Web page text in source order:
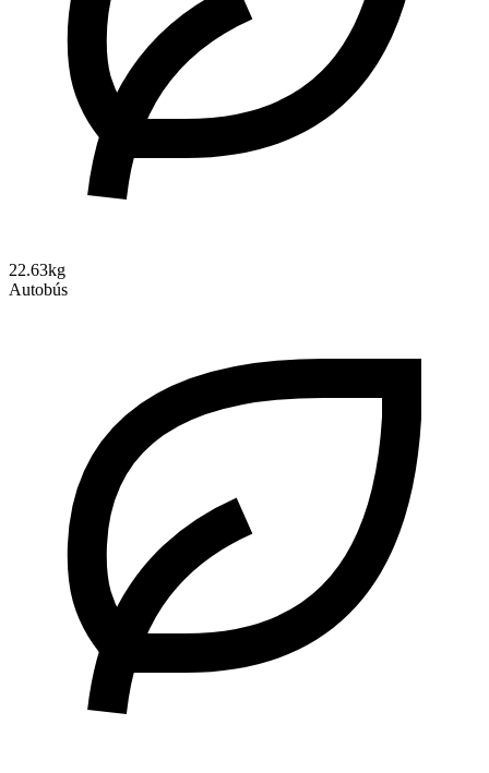
22.63kg
Autobús